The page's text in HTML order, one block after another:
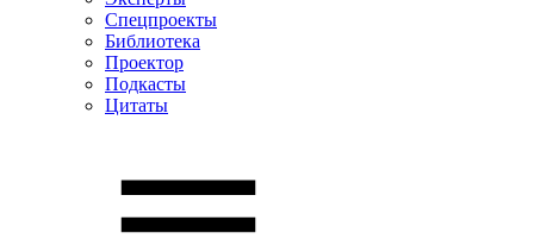
Спецпроекты
Библиотека
Проектор
Подкасты
Цитаты